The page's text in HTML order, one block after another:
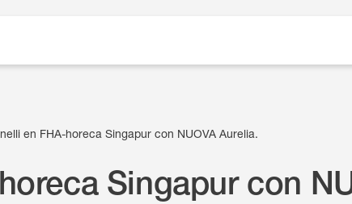
en FHA-horeca Singapur con NUOVA Aurelia.
Singapur con